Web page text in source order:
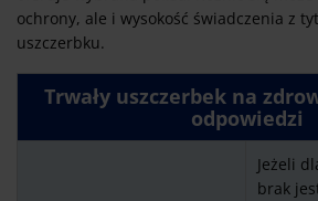
ochrony, ale i wysokość świadczenia z
uszczerbku.
Trwały uszczerbek na
odpowiedzi
Jeżeli
brak